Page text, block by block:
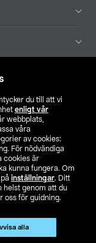
du till att vi
enligt vår
webbplats,
våra
av cookies:
För nödvändiga
cookies är
kunna fungera. Om
inställningar. Ditt
helst genom att du
oss för guidning.
alla